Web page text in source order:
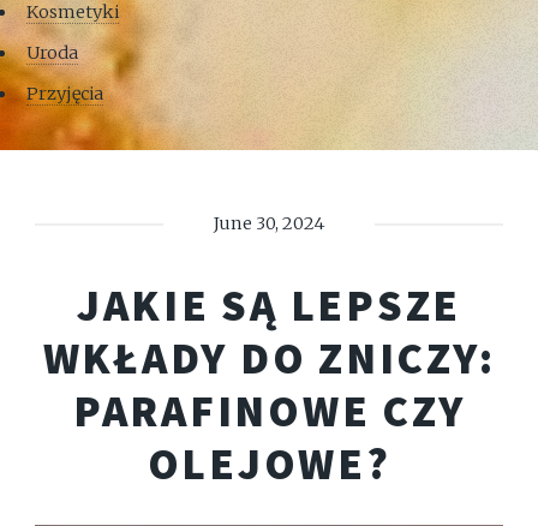
Kosmetyki
Uroda
Przyjęcia
June 30, 2024
JAKIE SĄ LEPSZE
WKŁADY DO ZNICZY:
PARAFINOWE CZY
OLEJOWE?